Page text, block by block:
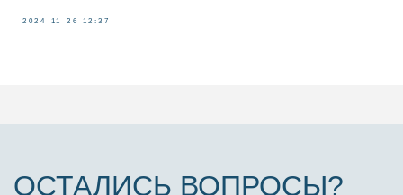
2024-11-26 12:37
персональных данныхи даюсогласие
на обработку персональных данных